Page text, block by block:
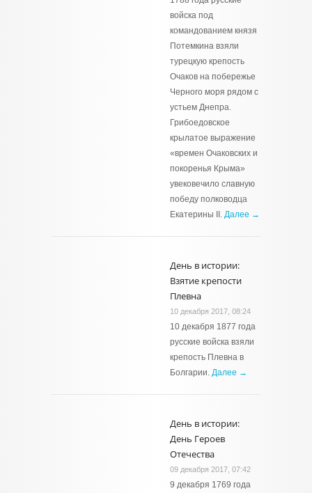
войска под
командованием князя
Потемкина взяли
турецкую крепость
Очаков на побережье
Черного моря рядом с
устьем Днепра.
Грибоедовское
крылатое выражение
«времен Очаковских и
покоренья Крыма»
увековечило славную
победу полководца
Екатерины II. Далее →
День в истории:
Взятие крепости
Плевна
10 декабря 2017, 08:24
10 декабря 1877 года
русские войска взяли
крепость Плевна в
Болгарии. Далее →
День в истории:
День Героев
Отечества
09 декабря 2017, 07:42
9 декабря 1769 года